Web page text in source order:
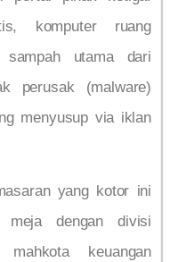
komputer ruang
sampah utama dari
perusak (malware)
menyusup via iklan
yang kotor ini
dengan divisi
keuangan